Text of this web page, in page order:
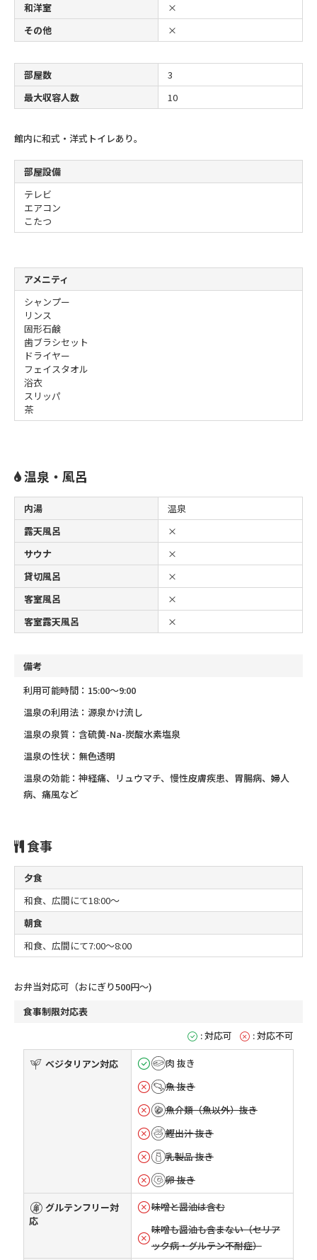
和洋室
×
その他
×
部屋数
3
最大収容人数
10
館内に和式・洋式トイレあり。
部屋設備
テレビ
エアコン
こたつ
アメニティ
シャンプー
リンス
固形石鹸
歯ブラシセット
ドライヤー
フェイスタオル
浴衣
スリッパ
茶
温泉・風呂
内湯
温泉
露天風呂
×
サウナ
×
貸切風呂
×
客室風呂
×
客室露天風呂
×
備考
利用可能時間：15:00～9:00
温泉の利用法：源泉かけ流し
温泉の泉質：含硫黄-Na-炭酸水素塩泉
温泉の性状：無色透明
温泉の効能：神経痛、リュウマチ、慢性皮膚疾患、胃腸病、婦人
病、痛風など
食事
夕食
和食、広間にて18:00～
朝食
和食、広間にて7:00～8:00
お弁当対応可（おにぎり500円～)
食事制限対応表
: 対応可
: 対応不可
ベジタリアン対応
肉 抜き
魚 抜き
魚介類（魚以外）抜き
鰹出汁 抜き
乳製品 抜き
卵 抜き
グルテンフリー対
応
味噌と醤油は含む
味噌も醤油も含まない（セリア
ック病・グルテン不耐症）